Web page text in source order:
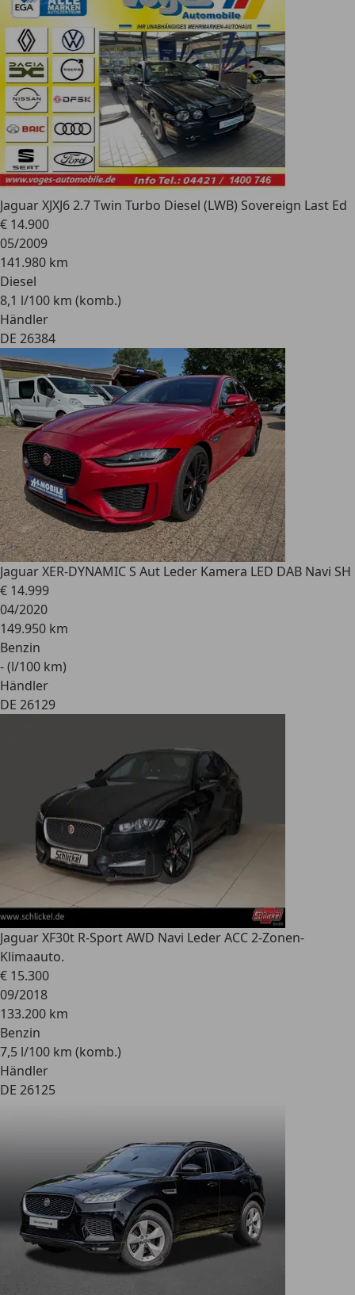
Jaguar XJXJ6 2.7 Twin Turbo Diesel (LWB) Sovereign Last Ed
€ 14.900
05/2009
141.980 km
Diesel
8,1 l/100 km (komb.)
Händler
DE 26384
Jaguar XER-DYNAMIC S Aut Leder Kamera LED DAB Navi SH
€ 14.999
04/2020
149.950 km
Benzin
- (l/100 km)
Händler
DE 26129
Jaguar XF30t R-Sport AWD Navi Leder ACC 2-Zonen-
Klimaauto.
€ 15.300
09/2018
133.200 km
Benzin
7,5 l/100 km (komb.)
Händler
DE 26125